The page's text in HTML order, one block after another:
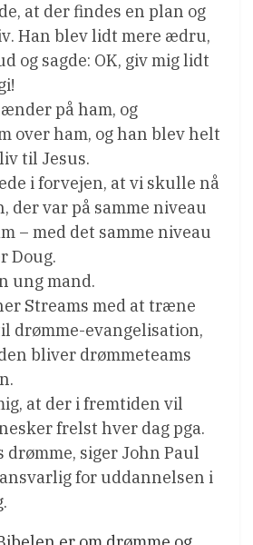
at der findes en plan og
Han blev lidt mere ædru,
og sagde: OK, giv mig lidt
på ham, og
over ham, og han blev helt
til Jesus.
i forvejen, at vi skulle nå
der var på samme niveau
– med det samme niveau
Doug.
ung mand.
Streams med at træne
drømme-evangelisation,
bliver drømmeteams
at der i fremtiden vil
frelst hver dag pga.
siger John Paul
for uddannelsen i